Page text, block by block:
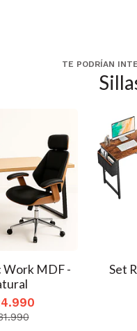
TE PODRÍAN
Work MDF -
Set